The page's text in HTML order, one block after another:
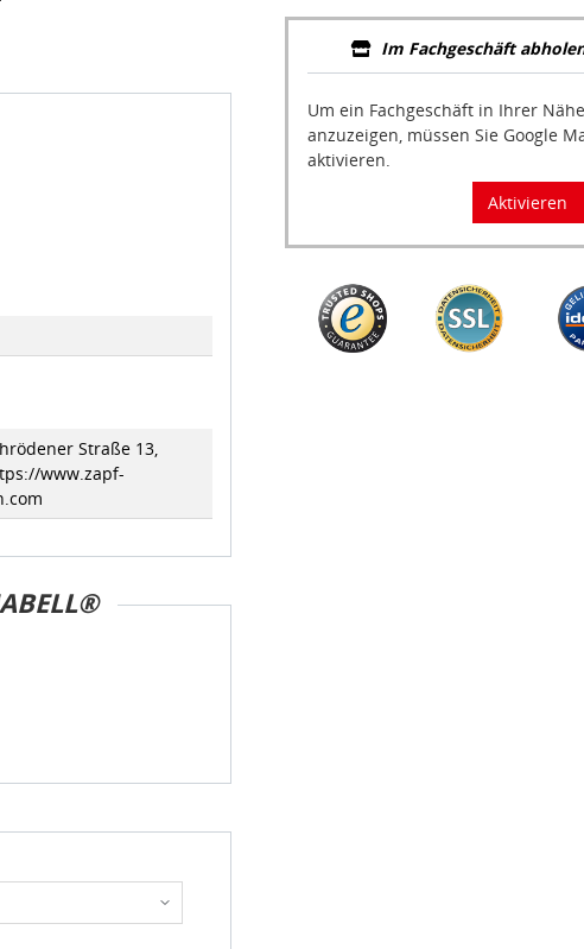
Straße 13,
www.zapf-
Im Fachgeschäft
Um ein Fachgeschäft in Ihrer Nähe
anzuzeigen, müssen Sie Google
aktivieren.
Aktivieren